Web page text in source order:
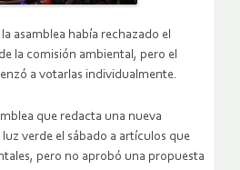
asamblea había rechazado el
la comisión ambiental, pero el
a votarlas individualmente.
que redacta una nueva
verde el sábado a artículos que
pero no aprobó una propuesta